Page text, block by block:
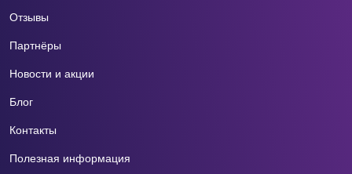
Отзывы
Партнёры
Новости и акции
Блог
Контакты
Полезная информация